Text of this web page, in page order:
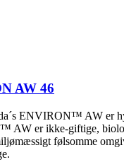
AW 46
ENVIRON™ AW er
AW er ikke-giftige,
følsomme